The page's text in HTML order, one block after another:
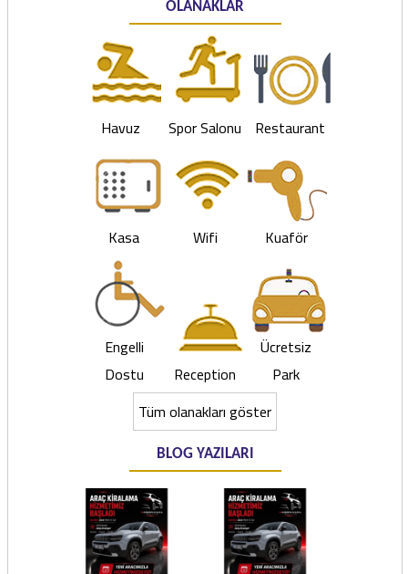
OLANAKLAR
Havuz Spor Salonu Restaurant
Kasa Wifi Kuaför
Engelli
Dostu
Reception
Ücretsiz
Park
Tüm olanakları göster
BLOG YAZILARI